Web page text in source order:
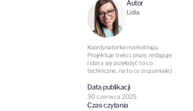
Autor
Lidia
Koordynatorka marketingu.
Projektuje treści, pisze, redaguje
i stara się przełożyć to co
techniczne, na to co zrozumiałe:)
Data publikacji
30 czerwca 2025
Czas czytania